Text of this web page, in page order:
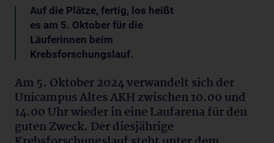
Auf die Plätze, fertig, los heißt
es am 5. Oktober für die
Läuferinnen beim
Krebsforschungslauf.
Am 5. Oktober 2024 verwandelt sich der
Unicampus Altes AKH zwischen 10.00 und
14.00 Uhr wieder in eine Laufarena für den
guten Zweck. Der diesjährige